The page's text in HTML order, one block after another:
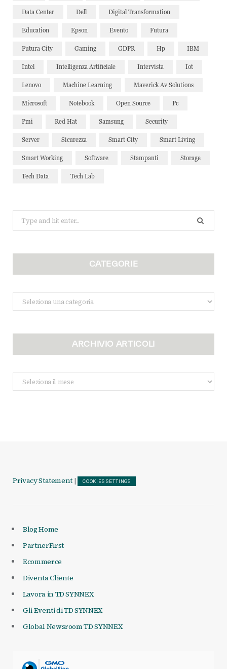
Data Center Dell Digital Transformation
Education Epson Evento Futura
Futura City Gaming GDPR Hp IBM
Intel Intelligenza Artificiale Intervista Iot
Lenovo Machine Learning Maverick Av Solutions
Microsoft Notebook Open Source Pc
Pmi Red Hat Samsung Security
Server Sicurezza Smart City Smart Living
Smart Working Software Stampanti Storage
Tech Data Tech Lab
for:
CATEGORIE
Categorie
ARCHIVIO ARTICOLI
Archivio
Articoli
Privacy Statement | COOKIES SETTINGS
Blog Home
PartnerFirst
Ecommerce
Diventa Cliente
Lavora in TD SYNNEX
Gli Eventi di TD SYNNEX
Global Newsroom TD SYNNEX